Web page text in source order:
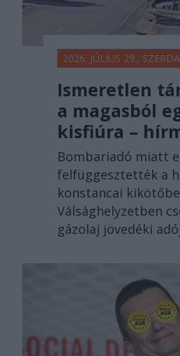
2026. JÚLIUS 29., SZERDA
Ismeretlen
a magasból
kisfiúra –
Bombariadó miatt
felfüggesztették a
konstancai
Válsághelyzetben
gázolaj jövedéki